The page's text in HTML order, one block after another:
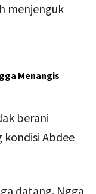
menjenguk
Menangis
berani
Abdee
datang. Ngga